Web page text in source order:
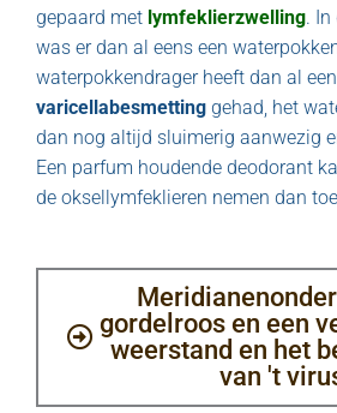
gepaard met lymfeklierzwelling. In
was er dan al eens een
waterpokkendrager heeft dan al
varicellabesmetting gehad, het
dan nog altijd sluimerig aanwezig
Een parfum houdende deodorant
de oksellymfeklieren nemen dan
gordelroos en een
weerstand en het
van 't